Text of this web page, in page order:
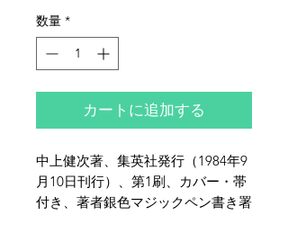
数量 *
カートに追加する
中上健次著、集英社発行（1984年9
月10日刊行）、第1刷、カバー・帯
付き、著者銀色マジックペン書き署